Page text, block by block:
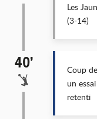
Les
(3-14)
40’
Coup
un
retenti